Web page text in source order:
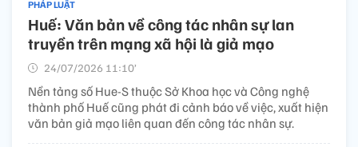
PHÁP LUẬT
Huế: Văn bản về công tác nhân sự lan
truyền trên mạng xã hội là giả mạo
24/07/2026 11:10’
Nền tảng số Hue-S thuộc Sở Khoa học và Công nghệ
thành phố Huế cũng phát đi cảnh báo về việc, xuất hiện
văn bản giả mạo liên quan đến công tác nhân sự.